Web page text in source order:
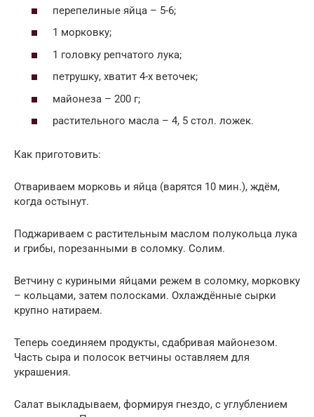
перепелиные яйца – 5-6;
1 морковку;
1 головку репчатого лука;
петрушку, хватит 4-х веточек;
майонеза – 200 г;
растительного масла – 4, 5 стол. ложек.
Как приготовить:
Отвариваем морковь и яйца (варятся 10 мин.), ждём,
когда остынут.
Поджариваем с растительным маслом полукольца лука
и грибы, порезанными в соломку. Солим.
Ветчину с куриными яйцами режем в соломку, морковку
– кольцами, затем полосками. Охлаждённые сырки
крупно натираем.
Теперь соединяем продукты, сдабривая майонезом.
Часть сыра и полосок ветчины оставляем для
украшения.
Салат выкладываем, формируя гнездо, с углублением